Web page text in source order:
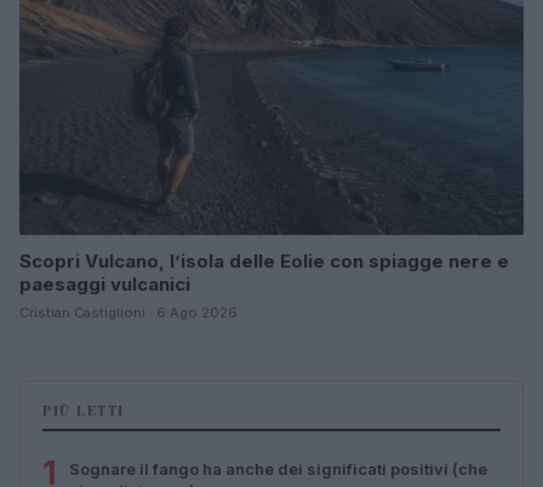
Scopri Vulcano, l’isola delle Eolie con spiagge nere e
paesaggi vulcanici
Cristian Castiglioni · 6 Ago 2026
PIÙ LETTI
1
Sognare il fango ha anche dei significati positivi (che